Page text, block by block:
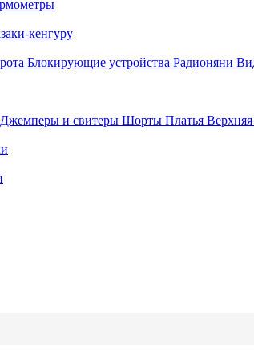
кенгуру
Блокирующие устройства Радионяни
Джемперы и свитеры Шорты Платья